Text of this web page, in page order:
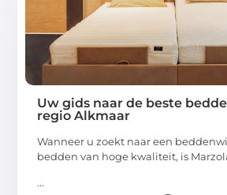
Uw gids naar de beste
regio Alkmaar
Wanneer u zoekt naar een
bedden van hoge kwaliteit, is
...